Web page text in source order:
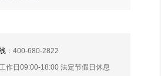
：400-680-2822
工作日09:00-18:00 法定节假日休息